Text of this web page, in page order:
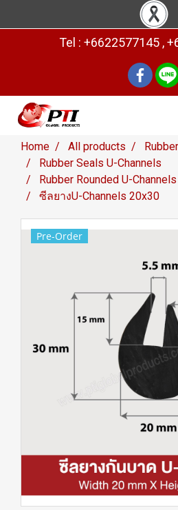
Tel : +6622577145 ,
Home All products
Rubber Seals U-Channels
Rubber Rounded U-Channels
ซีลยางU-Channels 20x30
Pre-Order